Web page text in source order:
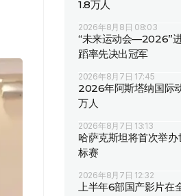
1.8万人
2026年8月8日 08:03
“未来运动会—2026”
蹈率先决出冠军
2026年8月7日 17:45
2026年阿斯塔纳国际
万人
2026年8月7日 13:13
哈萨克斯坦将首次举
标赛
2026年8月7日 12:32
上半年6部国产影片在